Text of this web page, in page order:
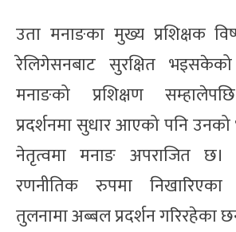
उता मनाङका मुख्य प्रशिक्षक
रेलिगेसनबाट सुरक्षित
मनाङको प्रशिक्षण
प्रदर्शनमा सुधार आएको पनि उनको
नेतृत्वमा मनाङ अपराजित छ।
रणनीतिक रुपमा
तुलनामा अब्बल प्रदर्शन गरिरहेका